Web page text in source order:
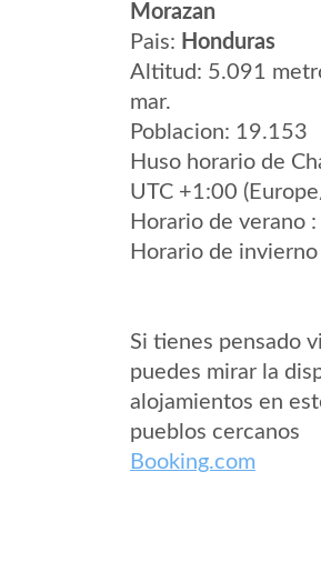
Morazan
Pais: Honduras
Altitud: 5.091
mar.
Poblacion: 19.153
Huso horario de
UTC +1:00
Horario de verano
Horario de
Si tienes pensado
puedes mirar la
alojamientos en
pueblos cercanos
Booking.com